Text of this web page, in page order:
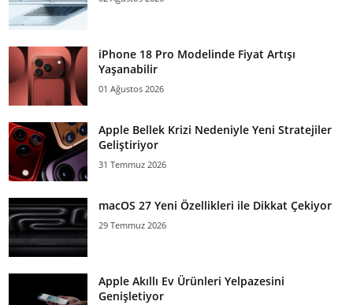
iPhone 18 Pro Modelinde Fiyat Artışı
Yaşanabilir
01 Ağustos 2026
Apple Bellek Krizi Nedeniyle Yeni Stratejiler
Geliştiriyor
31 Temmuz 2026
macOS 27 Yeni Özellikleri ile Dikkat Çekiyor
29 Temmuz 2026
Apple Akıllı Ev Ürünleri Yelpazesini
Genişletiyor